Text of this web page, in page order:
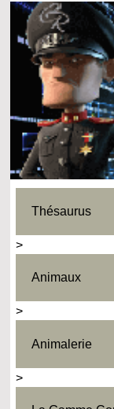
Thésaurus
>
Animaux
>
Animalerie
>